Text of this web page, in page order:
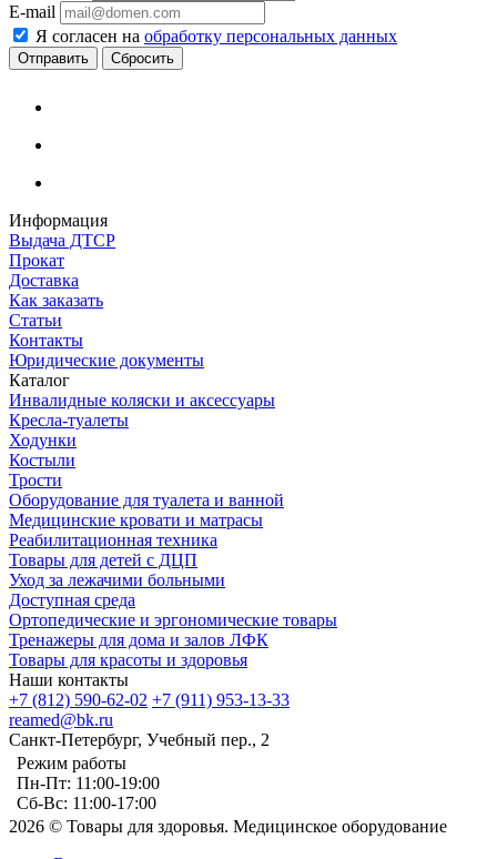
E-mail
Я согласен на обработку персональных данных
Сбросить
Информация
Выдача ДТСР
Прокат
Доставка
Как заказать
Статьи
Контакты
Юридические документы
Каталог
Инвалидные коляски и аксессуары
Кресла-туалеты
Ходунки
Костыли
Трости
Оборудование для туалета и ванной
Медицинские кровати и матрасы
Реабилитационная техника
Товары для детей с ДЦП
Уход за лежачими больными
Доступная среда
Ортопедические и эргономические товары
Тренажеры для дома и залов ЛФК
Товары для красоты и здоровья
Наши контакты
+7 (812) 590-62-02 +7 (911) 953-13-33
reamed@bk.ru
Санкт-Петербург, Учебный пер., 2
Режим работы
Пн-Пт: 11:00-19:00
Сб-Вс: 11:00-17:00
2026 © Товары для здоровья. Медицинское оборудование